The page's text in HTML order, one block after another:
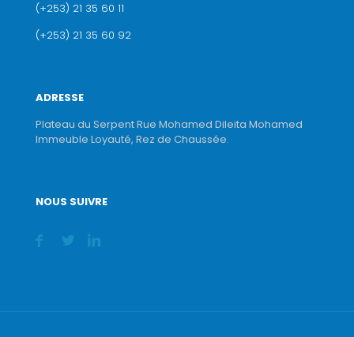
(+253) 21 35 60 11
(+253) 21 35 60 92
ADRESSE
Plateau du Serpent Rue Mohamed Dileita Mohamed
Immeuble Loyauté, Rez de Chaussée.
NOUS SUIVRE